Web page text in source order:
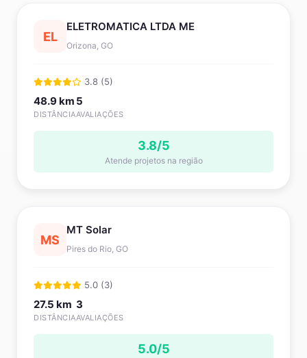
EL
ELETROMATICA LTDA ME
Orizona, GO
3.8 (5)
48.9 km
DISTÂNCIA
5
AVALIAÇÕES
3.8/5
Atende projetos na região
MS
MT Solar
Pires do Rio, GO
5.0 (3)
27.5 km
DISTÂNCIA
3
AVALIAÇÕES
5.0/5